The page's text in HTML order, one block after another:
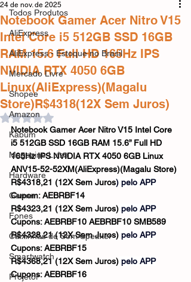
Todos Produtos
AliExpress
AliExpress - Estoque no Brasil
Mercado Livre
Shopee
Amazon
Kabum
Magazine Luiza
Hardware
Gamer
Fones
Caixinhas de Som/Speaker
Smartwatch
Projetor
Notebook Gamer Acer Nitro V15
Intel Core i5 512GB SSD 16GB
RAM 15.6 Full HD 165Hz IPS
NVIDIA RTX 4050 6GB
Linux(AliExpress)(Magalu
Store)R$4318(12X Sem Juros)
24 de nov. de 2025
Avaliado com NaN de 5 estrelas.
Notebook Gamer Acer Nitro V15 Intel Core
i5 512GB SSD 16GB RAM 15.6” Full HD
165Hz IPS NVIDIA RTX 4050 6GB Linux
ANV15-52-52XM(AliExpress)(Magalu Store)
R$4318,21 (12X Sem Juros) pelo APP
Cupom: AEBRBF14
R$4323,21 (12X Sem Juros) pelo APP
Cupons: AEBRBF10 AEBRBF10 SMB589
R$4328,21 (12X Sem Juros) pelo APP
Cupons: AEBRBF15
R$4368,21 (12X Sem Juros) pelo APP
Cupons: AEBRBF16